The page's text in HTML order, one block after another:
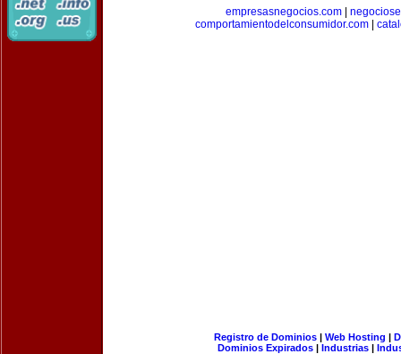
empresasnegocios.com|
comportamientodelconsumidor.com|
Registro de Dominios| Web Hosting |
Dominios Expirados | Industrias |